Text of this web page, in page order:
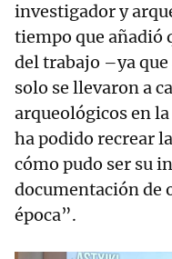
investigador y
tiempo que añadió
del trabajo –ya
solo se llevaron a
arqueológicos en
ha podido recrear
cómo pudo ser su
documentación de
época”.